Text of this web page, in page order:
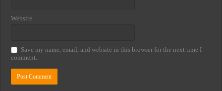
Website
Save my name, email, and website in this browser for the next time I
comment.